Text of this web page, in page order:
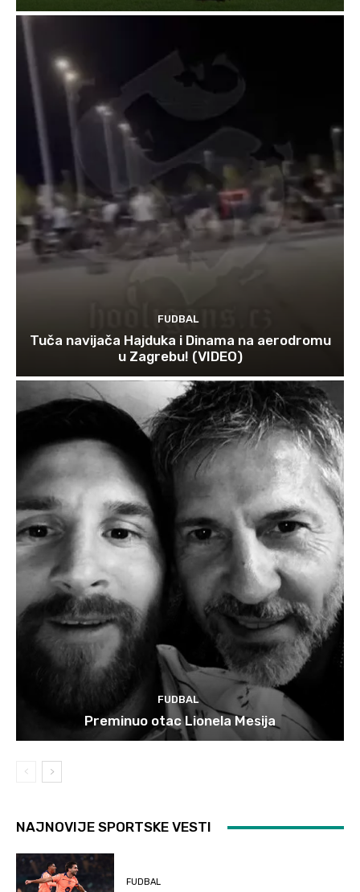
FUDBAL
Tuča navijača Hajduka i Dinama na aerodromu
u Zagrebu! (VIDEO)
FUDBAL
Preminuo otac Lionela Mesija
NAJNOVIJE SPORTSKE VESTI
FUDBAL